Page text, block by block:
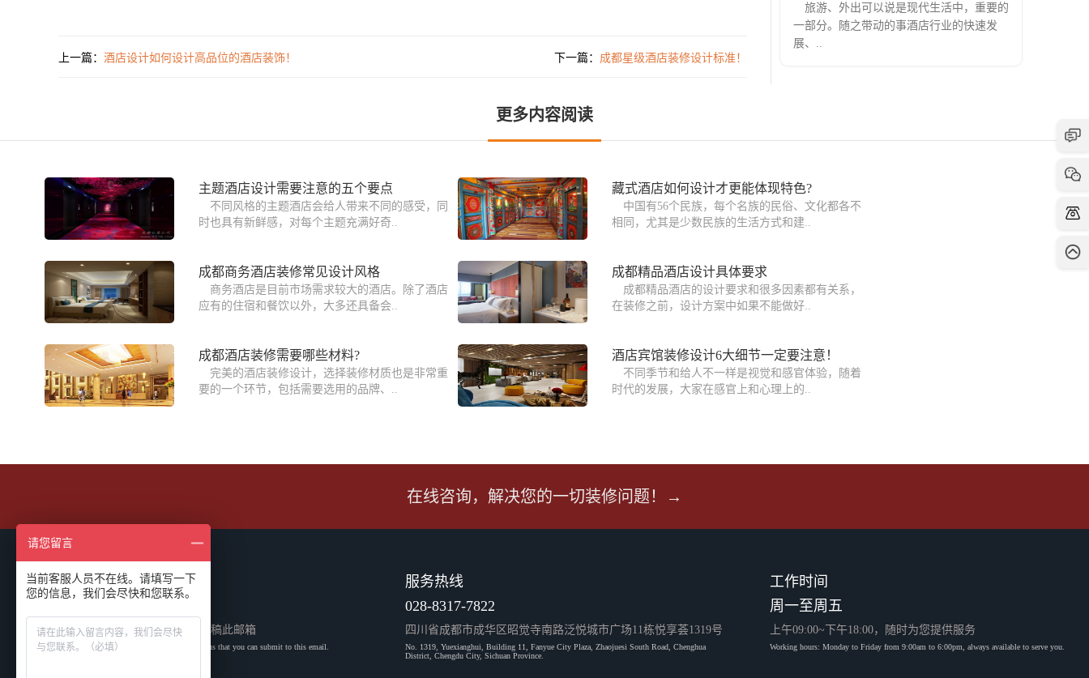
上一篇： 酒店设计如何设计高品位的酒店装饰！ 下一篇： 成都星级酒店装修设计标准！
旅游、外出可以说是现代生活中，重要的
一部分。随之带动的事酒店行业的快速发
展、..
更多内容阅读
主题酒店设计需要注意的五个要点
不同风格的主题酒店会给人带来不同的感受，同
时也具有新鲜感，对每个主题充满好奇..
藏式酒店如何设计才更能体现特色?
中国有56个民族，每个名族的民俗、文化都各不
相同，尤其是少数民族的生活方式和建..
成都商务酒店装修常见设计风格
商务酒店是目前市场需求较大的酒店。除了酒店
应有的住宿和餐饮以外，大多还具备会..
成都精品酒店设计具体要求
成都精品酒店的设计要求和很多因素都有关系，
在装修之前，设计方案中如果不能做好..
成都酒店装修需要哪些材料?
完美的酒店装修设计，选择装修材质也是非常重
要的一个环节，包括需要选用的品牌、..
酒店宾馆装修设计6大细节一定要注意！
不同季节和给人不一样是视觉和感官体验，随着
时代的发展，大家在感官上和心理上的..
在线咨询，解决您的一切装修问题！→
业务合作邮箱
您有合作的需求和问题或建议可投稿此邮箱
You have cooperation needs, questions or suggestions that you can submit to this email.
服务热线
028-8317-7822
四川省成都市成华区昭觉寺南路泛悦城市广场11栋悦享荟1319号
No. 1319, Yuexianghui, Building 11, Fanyue City Plaza, Zhaojuesi South Road, Chenghua
District, Chengdu City, Sichuan Province.
工作时间
周一至周五
上午09:00~下午18:00，随时为您提供服务
Working hours: Monday to Friday from 9:00am to 6:00pm, always available to serve you.
请您留言
当前客服人员不在线。请填写一下
您的信息，我们会尽快和您联系。